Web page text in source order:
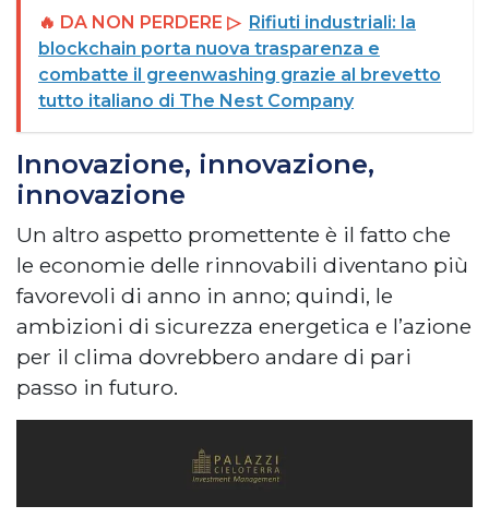
🔥 DA NON PERDERE ▷ Rifiuti industriali: la
blockchain porta nuova trasparenza e
combatte il greenwashing grazie al brevetto
tutto italiano di The Nest Company
Innovazione, innovazione,
innovazione
Un altro aspetto promettente è il fatto che
le economie delle rinnovabili diventano più
favorevoli di anno in anno; quindi, le
ambizioni di sicurezza energetica e l’azione
per il clima dovrebbero andare di pari
passo in futuro.